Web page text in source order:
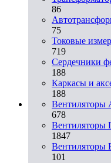
86
75
Токовые
719
Сердечники
188
Каркасы и
188
Вентиляторы
678
Вентиляторы
1847
Вентиляторы
101